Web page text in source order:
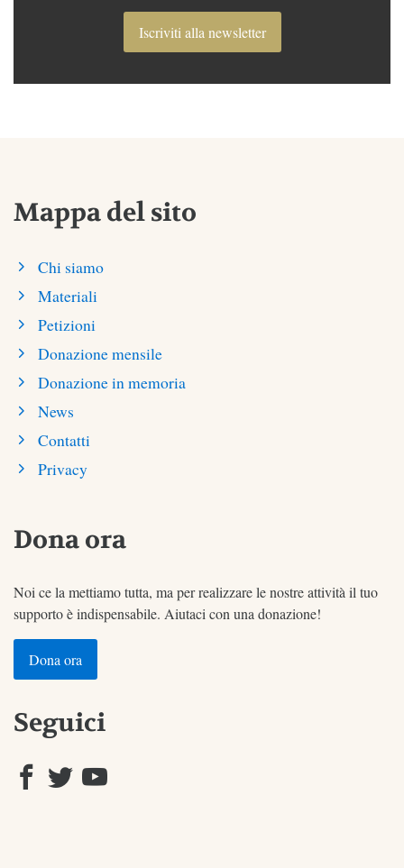
Iscriviti alla newsletter
Mappa del sito
Chi siamo
Materiali
Petizioni
Donazione mensile
Donazione in memoria
News
Contatti
Privacy
Dona ora
Noi ce la mettiamo tutta, ma per realizzare le nostre attività il tuo
supporto è indispensabile. Aiutaci con una donazione!
Dona ora
Seguici